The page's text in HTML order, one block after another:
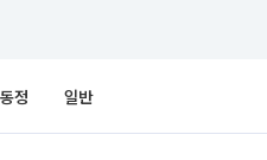
동정 일반